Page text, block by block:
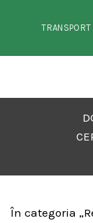
În categoria